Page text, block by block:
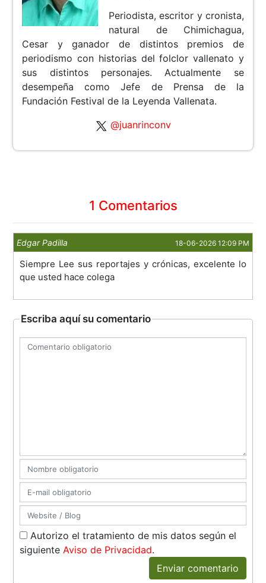
Periodista, escritor y cronista,
natural de Chimichagua,
Cesar y ganador de distintos premios de
periodismo con historias del folclor vallenato y
sus distintos personajes. Actualmente se
desempeña como Jefe de Prensa de la
Fundación Festival de la Leyenda Vallenata.
@juanrinconv
1 Comentarios
Edgar Padilla 18-06-2026 12:09 PM
Siempre Lee sus reportajes y crónicas, excelente lo
que usted hace colega
Escriba aquí su comentario
Autorizo el tratamiento de mis datos según el
siguienteAviso de Privacidad.
Enviar comentario